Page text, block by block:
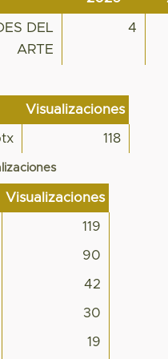
DEL
ARTE
4
Visualizaciones
118
Visualizaciones
119
90
42
30
19